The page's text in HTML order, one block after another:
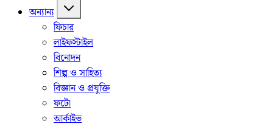
অন্যান্য
ফিচার
লাইফস্টাইল
বিনোদন
শিল্প ও সাহিত্য
বিজ্ঞান ও প্রযুক্তি
ফটো
আর্কাইভ